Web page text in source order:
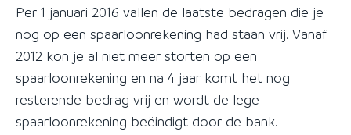
Per 1 januari 2016 vallen de laatste bedragen die je
nog op een spaarloonrekening had staan vrij. Vanaf
2012 kon je al niet meer storten op een
spaarloonrekening en na 4 jaar komt het nog
resterende bedrag vrij en wordt de lege
spaarloonrekening beëindigt door de bank.